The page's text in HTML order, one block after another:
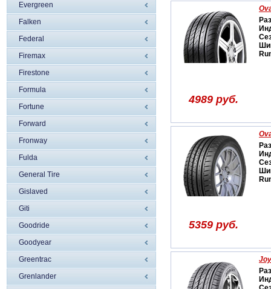
Evergreen
Falken
Federal
Firemax
Firestone
Formula
Fortune
Forward
Fronway
Fulda
General Tire
Gislaved
Giti
Goodride
Goodyear
Greentrac
Grenlander
4989 руб.
5359 руб.